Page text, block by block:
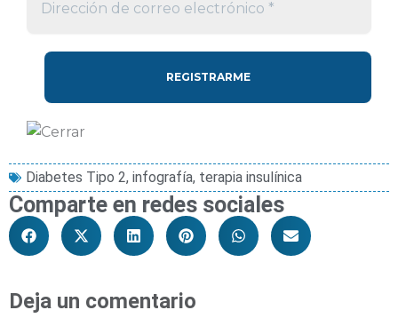
Diabetes Tipo 2, infografía, terapia insulínica
Comparte en redes sociales
Deja un comentario